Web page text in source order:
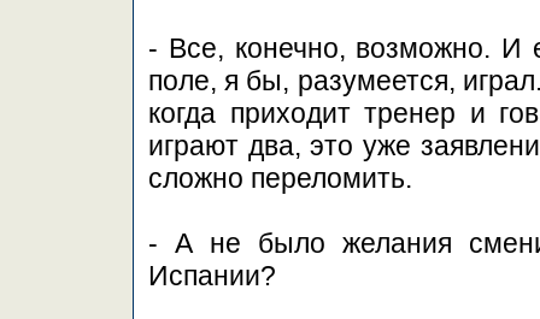
- Все, конечно, возможно. И
поле, я бы, разумеется,
когда приходит тренер и
играют два, это уже
сложно переломить.
- А не было желания
Испании?